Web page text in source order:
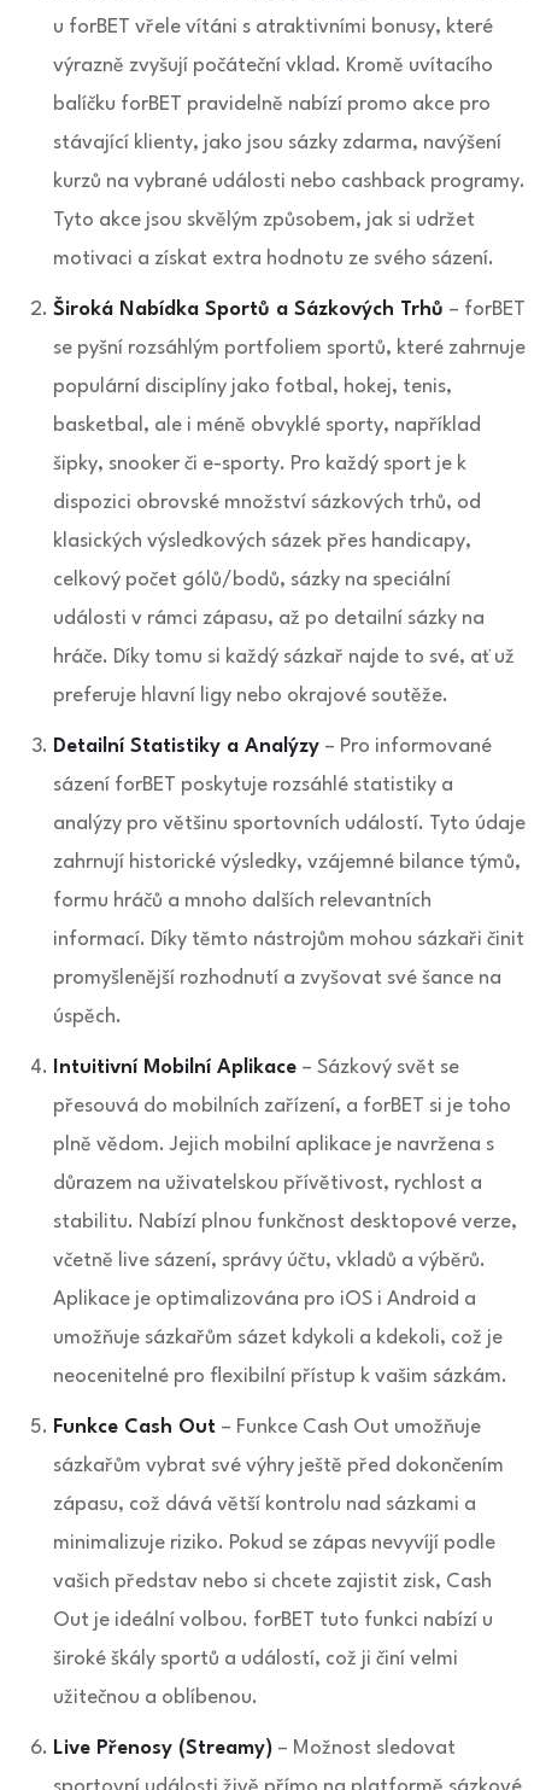
u forBET vřele vítáni s atraktivními bonusy, které
výrazně zvyšují počáteční vklad. Kromě uvítacího
balíčku forBET pravidelně nabízí promo akce pro
stávající klienty, jako jsou sázky zdarma, navýšení
kurzů na vybrané události nebo cashback programy.
Tyto akce jsou skvělým způsobem, jak si udržet
motivaci a získat extra hodnotu ze svého sázení.
Široká Nabídka Sportů a Sázkových Trhů – forBET
se pyšní rozsáhlým portfoliem sportů, které zahrnuje
populární disciplíny jako fotbal, hokej, tenis,
basketbal, ale i méně obvyklé sporty, například
šipky, snooker či e-sporty. Pro každý sport je k
dispozici obrovské množství sázkových trhů, od
klasických výsledkových sázek přes handicapy,
celkový počet gólů/bodů, sázky na speciální
události v rámci zápasu, až po detailní sázky na
hráče. Díky tomu si každý sázkař najde to své, ať už
preferuje hlavní ligy nebo okrajové soutěže.
Detailní Statistiky a Analýzy – Pro informované
sázení forBET poskytuje rozsáhlé statistiky a
analýzy pro většinu sportovních událostí. Tyto údaje
zahrnují historické výsledky, vzájemné bilance týmů,
formu hráčů a mnoho dalších relevantních
informací. Díky těmto nástrojům mohou sázkaři činit
promyšlenější rozhodnutí a zvyšovat své šance na
úspěch.
Intuitivní Mobilní Aplikace – Sázkový svět se
přesouvá do mobilních zařízení, a forBET si je toho
plně vědom. Jejich mobilní aplikace je navržena s
důrazem na uživatelskou přívětivost, rychlost a
stabilitu. Nabízí plnou funkčnost desktopové verze,
včetně live sázení, správy účtu, vkladů a výběrů.
Aplikace je optimalizována pro iOS i Android a
umožňuje sázkařům sázet kdykoli a kdekoli, což je
neocenitelné pro flexibilní přístup k vašim sázkám.
Funkce Cash Out – Funkce Cash Out umožňuje
sázkařům vybrat své výhry ještě před dokončením
zápasu, což dává větší kontrolu nad sázkami a
minimalizuje riziko. Pokud se zápas nevyvíjí podle
vašich představ nebo si chcete zajistit zisk, Cash
Out je ideální volbou. forBET tuto funkci nabízí u
široké škály sportů a událostí, což ji činí velmi
užitečnou a oblíbenou.
Live Přenosy (Streamy) – Možnost sledovat